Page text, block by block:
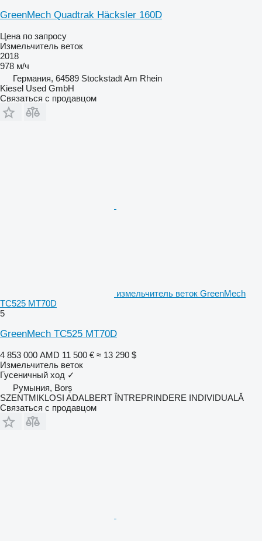
GreenMech Quadtrak Häcksler 160D
Цена по запросу
Измельчитель веток
2018
978 м/ч
Германия, 64589 Stockstadt Am Rhein
Kiesel Used GmbH
Связаться с продавцом
измельчитель веток GreenMech
TC525 MT70D
5
GreenMech TC525 MT70D
4 853 000 AMD 11 500 € ≈ 13 290 $
Измельчитель веток
Гусеничный ход ✓
Румыния, Borș
SZENTMIKLOSI ADALBERT ÎNTREPRINDERE INDIVIDUALĂ
Связаться с продавцом